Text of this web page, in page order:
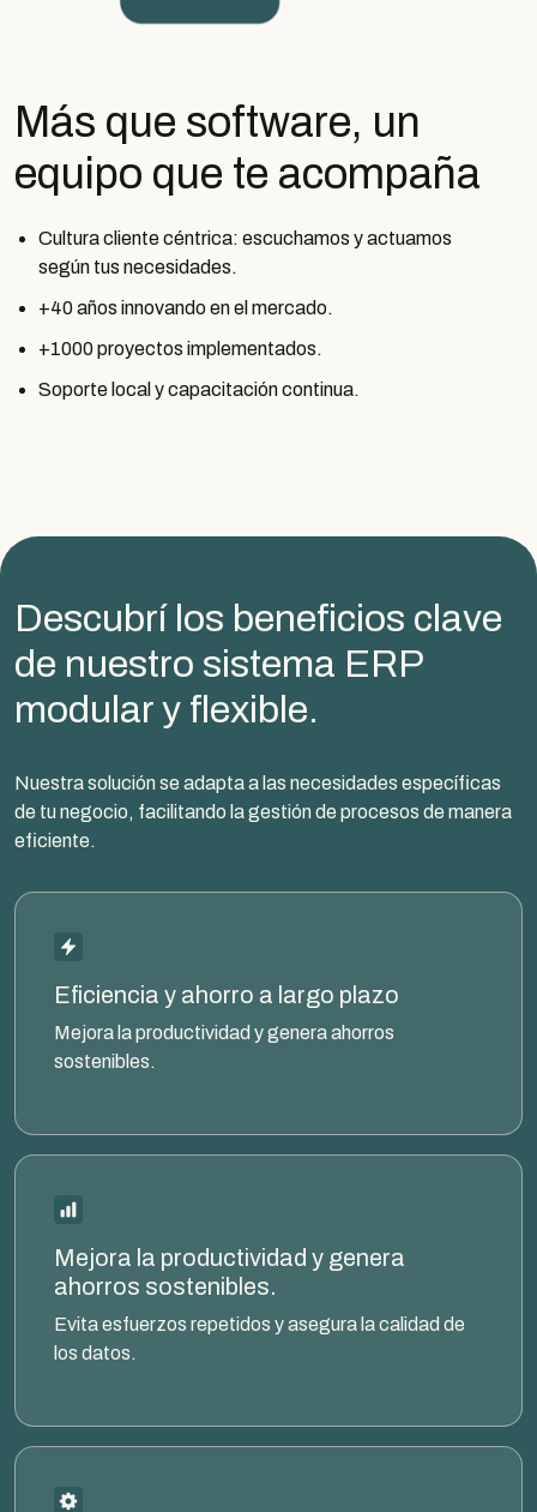
Más que software, un
equipo que te acompaña
Cultura cliente céntrica: escuchamos y actuamos
según tus necesidades.
+40 años innovando en el mercado.
+1000 proyectos implementados.
Soporte local y capacitación continua.
Descubrí los beneficios clave
de nuestro sistema ERP
modular y flexible.
Nuestra solución se adapta a las necesidades específicas
de tu negocio, facilitando la gestión de procesos de manera
eficiente.
Eficiencia y ahorro a largo plazo
Mejora la productividad y genera ahorros
sostenibles.
Mejora la productividad y genera
ahorros sostenibles.
Evita esfuerzos repetidos y asegura la calidad de
los datos.